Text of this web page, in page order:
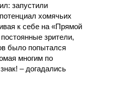
запустили
хомячьих
к себе на «Прямой
зрители,
было попытался
многим по
– догадались